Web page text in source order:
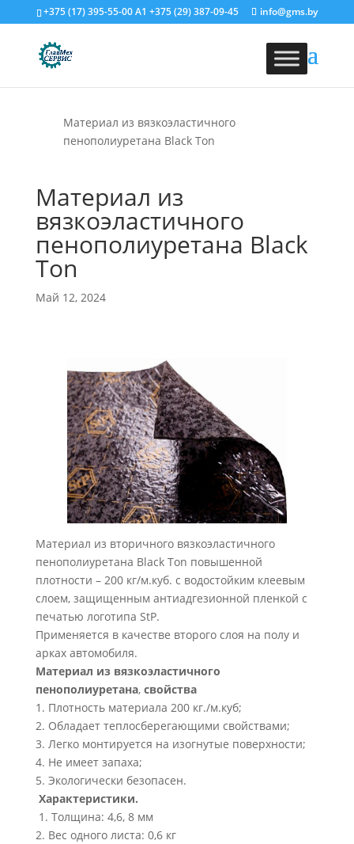
+375 (17) 395-55-00A1 +375 (29) 387-09-45 info@gms.by
Материал из вязкоэластичного
пенополиуретана Black Ton
Материал из
вязкоэластичного
пенополиуретана Black
Ton
Май 12, 2024
Материал из вторичного вязкоэластичного
пенополиуретана Black Ton повышенной
плотности – 200 кг/м.куб. с водостойким клеевым
слоем, защищенным антиадгезионной пленкой с
печатью логотипа StP.
Применяется в качестве второго слоя на полу и
арках автомобиля.
Материал из вязкоэластичного
пенополиуретана, свойства
1. Плотность материала 200 кг./м.куб;
2. Обладает теплосберегающими свойствами;
3. Легко монтируется на изогнутые поверхности;
4. Не имеет запаха;
5. Экологически безопасен.
Характеристики.
1. Толщина: 4,6, 8 мм
2. Вес одного листа: 0,6 кг